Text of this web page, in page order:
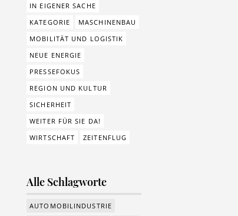
IN EIGENER SACHE
KATEGORIE
MASCHINENBAU
MOBILITÄT UND LOGISTIK
NEUE ENERGIE
PRESSEFOKUS
REGION UND KULTUR
SICHERHEIT
WEITER FÜR SIE DA!
WIRTSCHAFT
ZEITENFLUG
Alle Schlagworte
AUTOMOBILINDUSTRIE